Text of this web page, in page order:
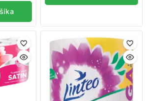
bodov za registráciu a